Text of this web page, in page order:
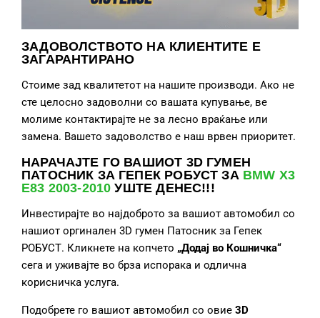
ЗАДОВОЛСТВОТО НА КЛИЕНТИТЕ Е
ЗАГАРАНТИРАНО
Стоиме зад квалитетот на нашите производи. Ако не
сте целосно задоволни со вашата купување, ве
молиме контактирајте не за лесно враќање или
замена. Вашето задоволство е наш врвен приоритет.
НАРАЧАЈТЕ ГО ВАШИОТ 3D ГУМЕН
ПАТОСНИК ЗА ГЕПЕК РОБУСТ ЗА BMW X3
E83 2003-2010 УШТЕ ДЕНЕС!!!
Инвестирајте во најдоброто за вашиот автомобил со
нашиот оргинален 3D гумен Патосник за Гепек
РОБУСТ. Кликнете на копчето „Додај во Кошничка“
сега и уживајте во брза испорака и одлична
корисничка услуга.
Подобрете го вашиот автомобил со овие 3D